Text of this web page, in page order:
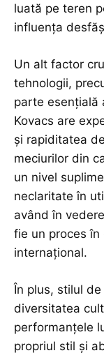
luată pe teren
influența
Un alt factor
tehnologii,
parte esențială
Kovacs are
și rapiditatea
meciurilor din
un nivel
neclaritate în
având în
fie un proces în
internațional.
În plus, stilul
diversitatea
performanțele
propriul stil și